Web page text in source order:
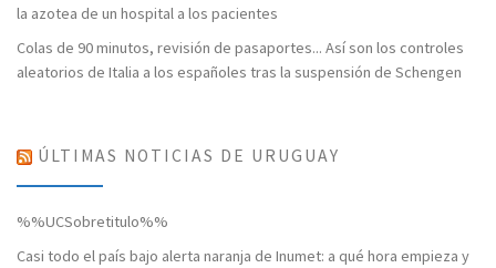
la azotea de un hospital a los pacientes
Colas de 90 minutos, revisión de pasaportes... Así son los controles
aleatorios de Italia a los españoles tras la suspensión de Schengen
ÚLTIMAS NOTICIAS DE URUGUAY
%%UCSobretitulo%%
Casi todo el país bajo alerta naranja de Inumet: a qué hora empieza y